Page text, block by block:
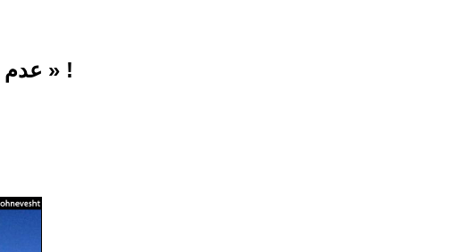
عدم موفقیت در اولین تلاش برای شکستن رکورد در «آکونکاگوآ » !